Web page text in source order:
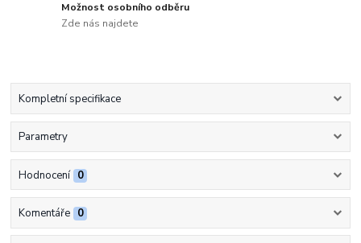
Možnost osobního odběru
Zde nás najdete
Kompletní specifikace
Parametry
Hodnocení 0
Komentáře 0